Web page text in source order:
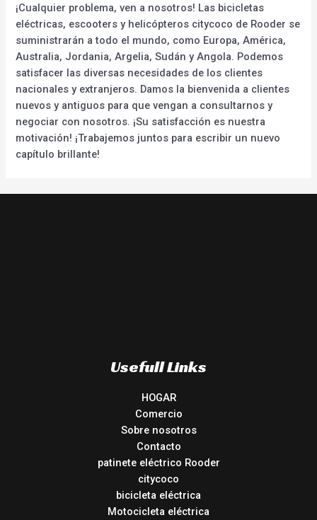
¡Cualquier problema, ven a nosotros! Las bicicletas
eléctricas, escooters y helicópteros citycoco de Rooder se
suministrarán a todo el mundo, como Europa, América,
Australia, Jordania, Argelia, Sudán y Angola. Podemos
satisfacer las diversas necesidades de los clientes
nacionales y extranjeros. Damos la bienvenida a clientes
nuevos y antiguos para que vengan a consultarnos y
negociar con nosotros. ¡Su satisfacción es nuestra
motivación! ¡Trabajemos juntos para escribir un nuevo
capítulo brillante!
Usefull Links
HOGAR
Comercio
Sobre nosotros
Contacto
patinete eléctrico Rooder
citycoco
bicicleta eléctrica
Motocicleta eléctrica